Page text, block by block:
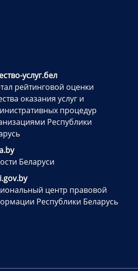
услуг.бел
рейтинговой оценки
оказания услуг и
процедур
Республики
Беларуси
центр правовой
Республики Беларусь